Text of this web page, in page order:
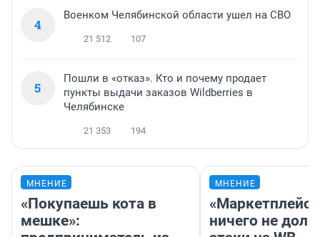
4
Военком Челябинской области ушел на СВО
21 512 107
5
Пошли в «отказ». Кто и почему продает
пункты выдачи заказов Wildberries в
Челябинске
21 353 194
МНЕНИЕ
«Покупаешь кота в
мешке»:
МНЕНИЕ
«Маркетплейс
ничего не